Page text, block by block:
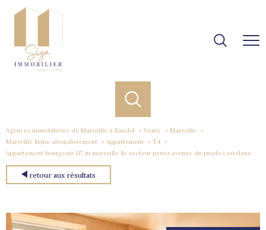
Agences immobilières de Marseille à Bandol Vente
Marseille
Marseille 8eme arrondissement
Appartement
T4
Appartement bourgeois 117 m marseille 8e secteur perier avenue du prado castelane
retour aux résultats